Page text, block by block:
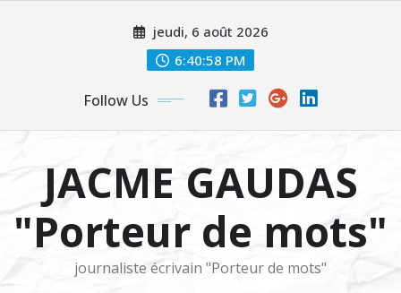
jeudi, 6 août 2026
6:40:59 PM
Follow Us
JACME GAUDAS
"Porteur de mots"
journaliste écrivain "Porteur de mots"